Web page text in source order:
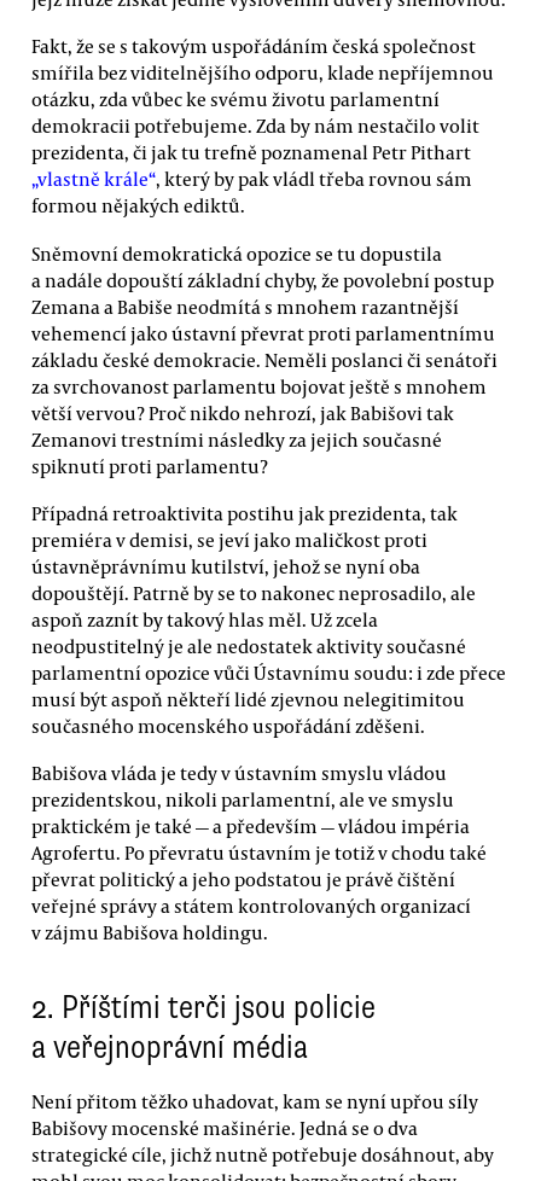
Fakt, že se s takovým uspořádáním česká společnost
smířila bez viditelnějšího odporu, klade nepříjemnou
otázku, zda vůbec ke svému životu parlamentní
demokracii potřebujeme. Zda by nám nestačilo volit
prezidenta, či jak tu trefně poznamenal Petr Pithart
„vlastně krále“, který by pak vládl třeba rovnou sám
formou nějakých ediktů.
Sněmovní demokratická opozice se tu dopustila
a nadále dopouští základní chyby, že povolební postup
Zemana a Babiše neodmítá s mnohem razantnější
vehemencí jako ústavní převrat proti parlamentnímu
základu české demokracie. Neměli poslanci či senátoři
za svrchovanost parlamentu bojovat ještě s mnohem
větší vervou? Proč nikdo nehrozí, jak Babišovi tak
Zemanovi trestními následky za jejich současné
spiknutí proti parlamentu?
Případná retroaktivita postihu jak prezidenta, tak
premiéra v demisi, se jeví jako maličkost proti
ústavněprávnímu kutilství, jehož se nyní oba
dopouštějí. Patrně by se to nakonec neprosadilo, ale
aspoň zaznít by takový hlas měl. Už zcela
neodpustitelný je ale nedostatek aktivity současné
parlamentní opozice vůči Ústavnímu soudu: i zde přece
musí být aspoň někteří lidé zjevnou nelegitimitou
současného mocenského uspořádání zděšeni.
Babišova vláda je tedy v ústavním smyslu vládou
prezidentskou, nikoli parlamentní, ale ve smyslu
praktickém je také — a především — vládou impéria
Agrofertu. Po převratu ústavním je totiž v chodu také
převrat politický a jeho podstatou je právě čištění
veřejné správy a státem kontrolovaných organizací
v zájmu Babišova holdingu.
2. Příštími terči jsou policie
a veřejnoprávní média
Není přitom těžko uhadovat, kam se nyní upřou síly
Babišovy mocenské mašinérie. Jedná se o dva
strategické cíle, jichž nutně potřebuje dosáhnout, aby